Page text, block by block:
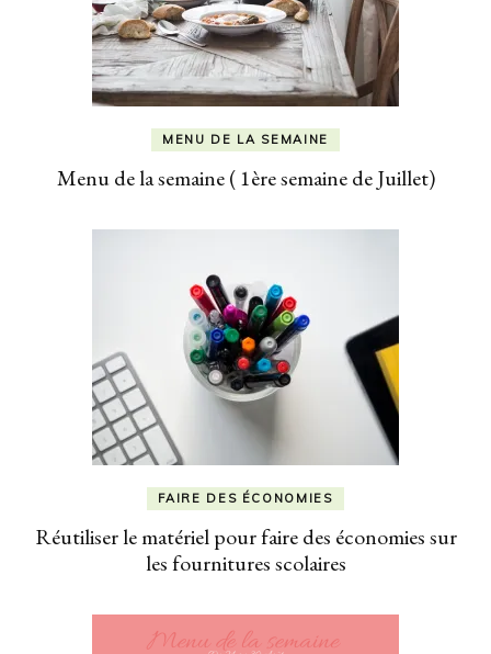
MENU DE LA SEMAINE
Menu de la semaine ( 1ère semaine de Juillet)
FAIRE DES ÉCONOMIES
Réutiliser le matériel pour faire des économies sur
les fournitures scolaires